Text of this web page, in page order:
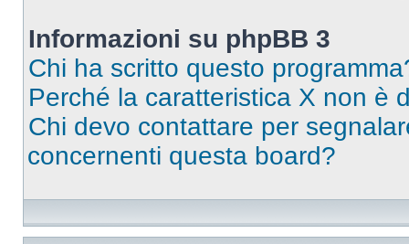
Informazioni su phpBB 3
Chi ha scritto questo
Perché la caratteristica X non è
Chi devo contattare per
concernenti questa board?